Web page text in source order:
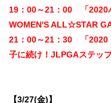
19：00～21：00 「2020
WOMEN'S ALL☆STAR
21：00～21：30 「2020
子に続け！JLPGAステッ
【3/27(金)】